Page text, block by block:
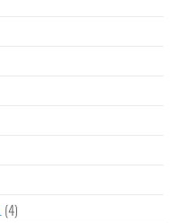
(4)